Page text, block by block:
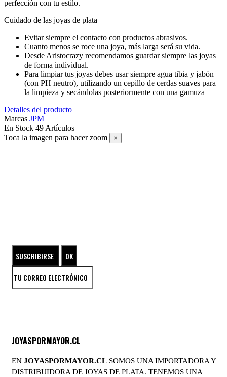
perfección con tu estilo.
Cuidado de las joyas de plata
Evitar siempre el contacto con productos abrasivos.
Cuanto menos se roce una joya, más larga será su vida.
Desde Aristocrazy recomendamos guardar siempre las joyas
de forma individual.
Para limpiar tus joyas debes usar siempre agua tibia y jabón
(con PH neutro), utilizando un cepillo de cerdas suaves para
la limpieza y secándolas posteriormente con una gamuza
Detalles del producto
Marcas JPM
En Stock 49 Artículos
Toca la imagen para hacer zoom
×
JOYASPORMAYOR.CL
EN JOYASPORMAYOR.CL SOMOS UNA IMPORTADORA Y
DISTRIBUIDORA DE JOYAS DE PLATA. TENEMOS UNA